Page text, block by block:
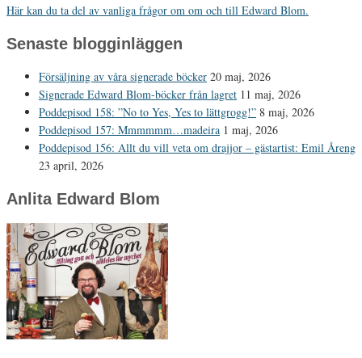
Här kan du ta del av vanliga frågor om om och till Edward Blom.
Senaste blogginläggen
Försäljning av våra signerade böcker 20 maj, 2026
Signerade Edward Blom-böcker från lagret 11 maj, 2026
Poddepisod 158: ”No to Yes, Yes to lättgrogg!” 8 maj, 2026
Poddepisod 157: Mmmmmm…madeira 1 maj, 2026
Poddepisod 156: Allt du vill veta om drajjor – gästartist: Emil Åreng
23 april, 2026
Anlita Edward Blom